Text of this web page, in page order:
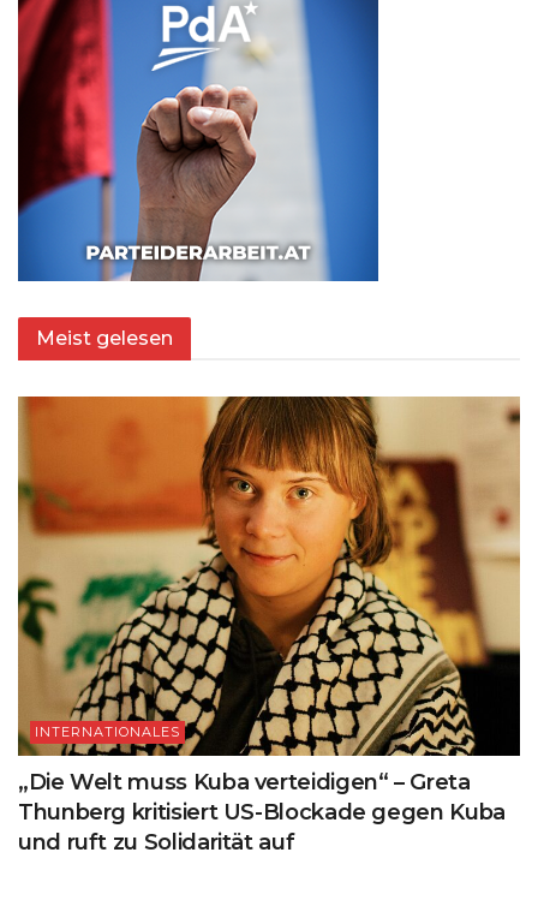
Meist gelesen
INTERNATIONALES
„Die Welt muss Kuba verteidigen“ – Greta
Thunberg kritisiert US-Blockade gegen Kuba
und ruft zu Solidarität auf